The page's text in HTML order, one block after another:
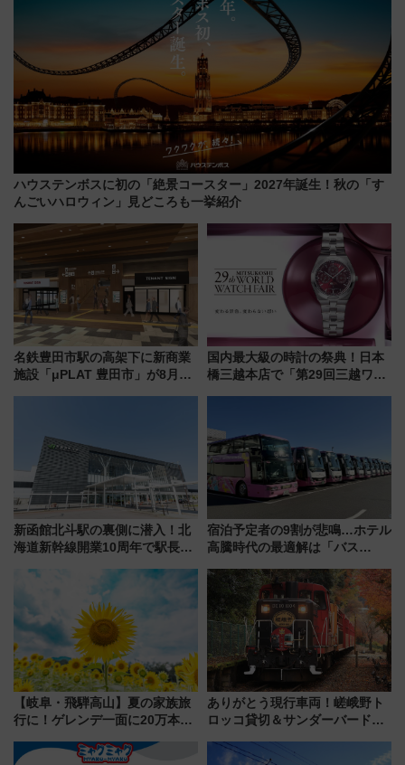
ハウステンボスに初の「絶景コースター」2027年誕生！秋の「す
んごいハロウィン」見どころも一挙紹介
名鉄豊田市駅の高架下に新商業
施設「μPLAT 豊田市」が8月26
国内最大級の時計の祭典！日本
橋三越本店で「第29回三越ワー
新函館北斗駅の裏側に潜入！北
海道新幹線開業10周年で駅長
ト 参加方法や体験内容を紹介
宿泊予定者の9割が悲鳴…ホテル
高騰時代の最適解は「バス
した、推し活遠征や観光時のリ
アルな懐事情
【岐阜・飛騨高山】夏の家族旅
行に！ゲレンデ一面に20万本の
アひまわり園」開園
ありがとう現行車両！嵯峨野ト
ロッコ貸切＆サンダーバードレ
斉藤雪乃＆福原トシヒロと行